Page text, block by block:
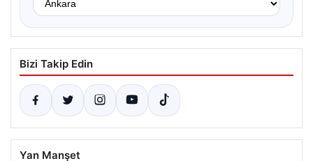
Bizi Takip Edin
Yan Manşet